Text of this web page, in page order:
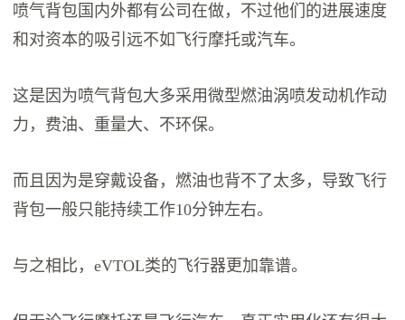
喷气背包国内外都有公司在做，不过他们的进展速度
和对资本的吸引远不如飞行摩托或汽车。
这是因为喷气背包大多采用微型燃油涡喷发动机作动
力，费油、重量大、不环保。
而且因为是穿戴设备，燃油也背不了太多，导致飞行
背包一般只能持续工作10分钟左右。
与之相比，eVTOL类的飞行器更加靠谱。